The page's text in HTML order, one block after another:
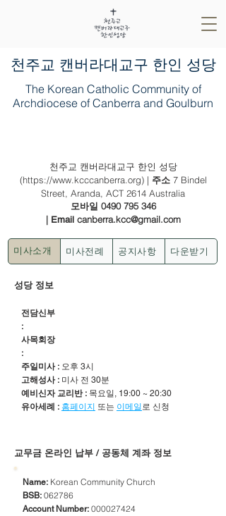
​천주교 캔버라대교구 한인 성당
The Korean Catholic Community of
Archdiocese of Canberra and Goulburn
천주교 캔버라대교구 한인 성당
(https://www.kcccanberra.org) | 주소 7 Bindel
Street, Aranda, ACT 2614 Australia
모바일 0490 795 346
| Email canberra.kcc@gmail.com
미사소개 미사전례 공지사항 다운받기
성당 정보
전담신부
:
사목회장
:
주일미사 : 오후 3시
고해성사 : 미사 전 30분
예비신자 교리반 : 목요일, 19:00 ~ 20:30
유아세례 : 홈페이지 또는 이메일 로 신청
​교무금 온라인 납부 / 공동체 계좌 정보
Name: Korean Community Church
BSB: 062786
Account Number: 000027424